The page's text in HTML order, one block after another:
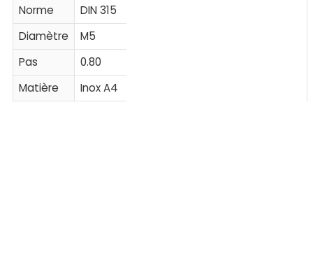
Norme
DIN 315
Diamètre
M5
Pas
0.80
Matière
Inox A4